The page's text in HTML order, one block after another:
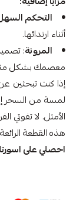
التحكم
أثناء ارتدائها.
المرونة:
معصمك بشكل
إذا كنت
لمسة من السحر
الأمثل. لا تفوتي
هذه القطعة
احصلي على